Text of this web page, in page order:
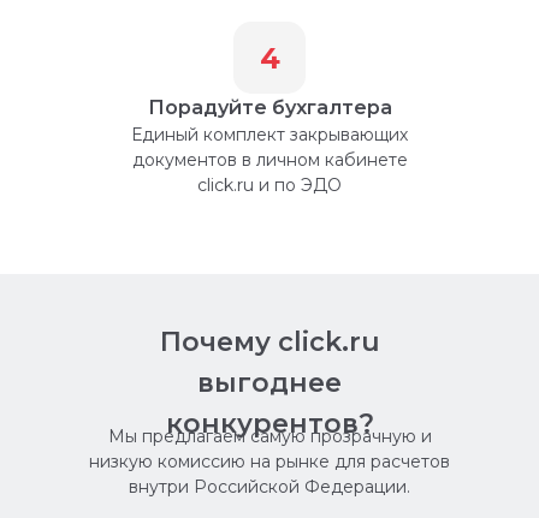
4
Порадуйте бухгалтера
Единый комплект закрывающих
документов в личном кабинете
click.ru и по ЭДО
Почему click.ru
выгоднее
конкурентов?
Мы предлагаем самую прозрачную и
низкую комиссию на рынке для расчетов
внутри Российской Федерации.